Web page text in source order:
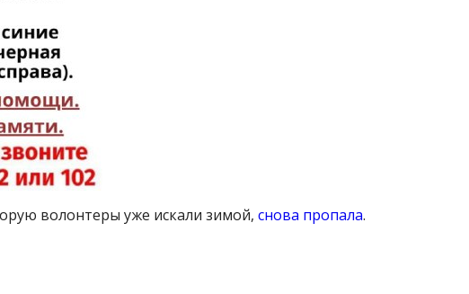
волонтеры уже искали зимой, снова пропала.